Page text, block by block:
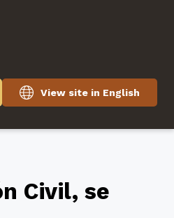
View site in English
Civil, se